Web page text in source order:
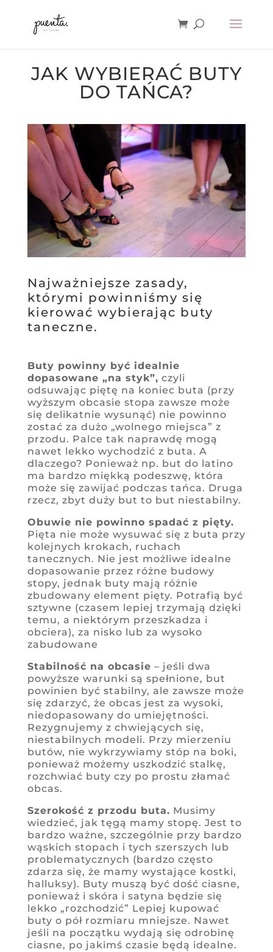
JAK WYBIERAĆ BUTY
DO TAŃCA?
Najważniejsze zasady,
którymi powinniśmy się
kierować wybierając buty
taneczne.
Buty powinny być idealnie
dopasowane „na styk”, czyli
odsuwając piętę na koniec buta (przy
wyższym obcasie stopa zawsze może
się delikatnie wysunąć) nie powinno
zostać za dużo „wolnego miejsca” z
przodu. Palce tak naprawdę mogą
nawet lekko wychodzić z buta. A
dlaczego? Ponieważ np. but do latino
ma bardzo miękką podeszwę, która
może się zawijać podczas tańca. Druga
rzecz, zbyt duży but to but niestabilny.
Obuwie nie powinno spadać z pięty.
Pięta nie może wysuwać się z buta przy
kolejnych krokach, ruchach
tanecznych. Nie jest możliwe idealne
dopasowanie przez różne budowy
stopy, jednak buty mają różnie
zbudowany element pięty. Potrafią być
sztywne (czasem lepiej trzymają dzięki
temu, a niektórym przeszkadza i
obciera), za nisko lub za wysoko
zabudowane
Stabilność na obcasie – jeśli dwa
powyższe warunki są spełnione, but
powinien być stabilny, ale zawsze może
się zdarzyć, że obcas jest za wysoki,
niedopasowany do umiejętności.
Rezygnujemy z chwiejących się,
niestabilnych modeli. Przy mierzeniu
butów, nie wykrzywiamy stóp na boki,
ponieważ możemy uszkodzić stalkę,
rozchwiać buty czy po prostu złamać
obcas.
Szerokość z przodu buta. Musimy
wiedzieć, jak tęgą mamy stopę. Jest to
bardzo ważne, szczególnie przy bardzo
wąskich stopach i tych szerszych lub
problematycznych (bardzo często
zdarza się, że mamy wystające kostki,
halluksy). Buty muszą być dość ciasne,
ponieważ i skóra i satyna będzie się
lekko „rozchodzić” Lepiej kupować
buty o pół rozmiaru mniejsze. Nawet
jeśli na początku wydają się odrobinę
ciasne, po jakimś czasie będą idealne.